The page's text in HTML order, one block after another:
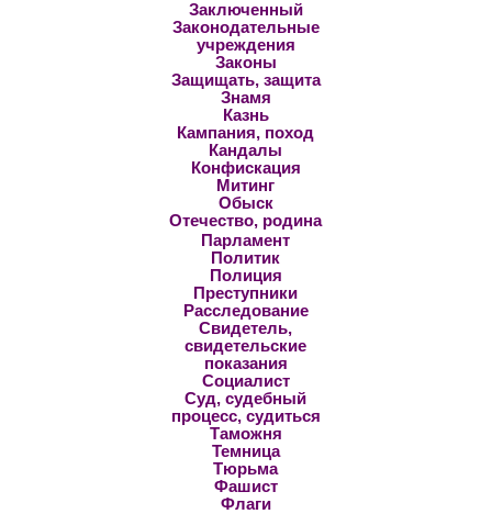
Заключенный
Законодательные
учреждения
Законы
Защищать, защита
Знамя
Казнь
Кампания, поход
Кандалы
Конфискация
Митинг
Обыск
Отечество, родина
Парламент
Политик
Полиция
Преступники
Расследование
Свидетель,
свидетельские
показания
Социалист
Суд, судебный
процесс, судиться
Таможня
Темница
Тюрьма
Фашист
Флаги